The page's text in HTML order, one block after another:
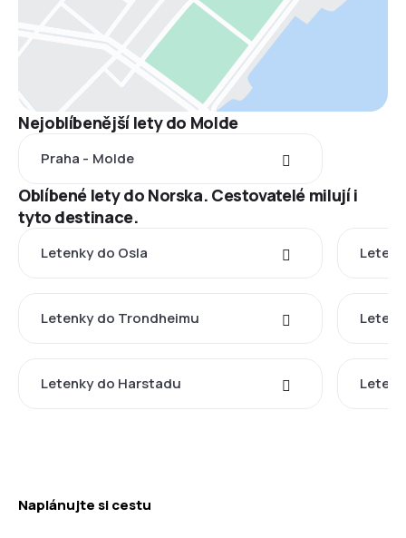
Nejoblíbenější lety do Molde
Praha - Molde
Oblíbené lety do Norska. Cestovatelé milují i
tyto destinace.
Letenky do Osla
Letenky do Trondheimu
Letenky do Harstadu
Naplánujte si cestu